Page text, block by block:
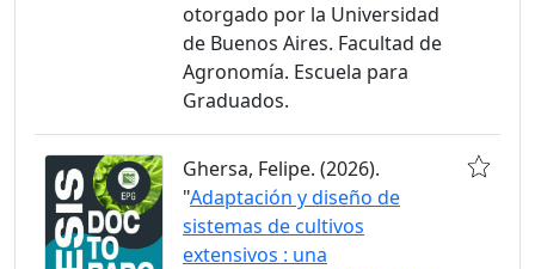
otorgado por la Universidad
de Buenos Aires. Facultad de
Agronomía. Escuela para
Graduados.
Ghersa, Felipe. (2026).
"Adaptación y diseño de
sistemas de cultivos
extensivos : una